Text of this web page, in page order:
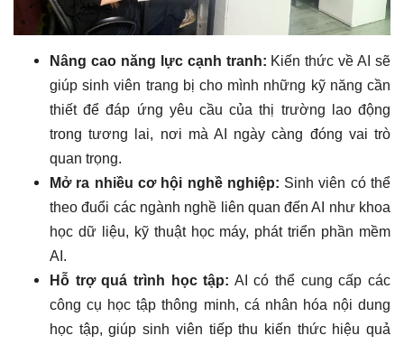
Nâng cao năng lực cạnh tranh: Kiến thức về AI sẽ
giúp sinh viên trang bị cho mình những kỹ năng cần
thiết để đáp ứng yêu cầu của thị trường lao động
trong tương lai, nơi mà AI ngày càng đóng vai trò
quan trọng.
Mở ra nhiều cơ hội nghề nghiệp: Sinh viên có thể
theo đuổi các ngành nghề liên quan đến AI như khoa
học dữ liệu, kỹ thuật học máy, phát triển phần mềm
AI.
Hỗ trợ quá trình học tập: AI có thể cung cấp các
công cụ học tập thông minh, cá nhân hóa nội dung
học tập, giúp sinh viên tiếp thu kiến thức hiệu quả